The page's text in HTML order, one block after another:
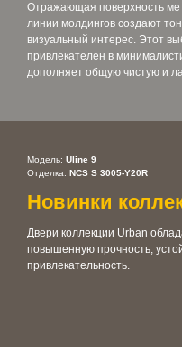
Отражающая поверхность
линии молдингов создают
визуальный интерес. Этот
привлекателен в
дополняет общую чистую и
Модель: Uline 9
Отделка: NCS S 3005-Y20R
Новинки
Двери коллекции Urban
повышенную прочность,
привлекательность.